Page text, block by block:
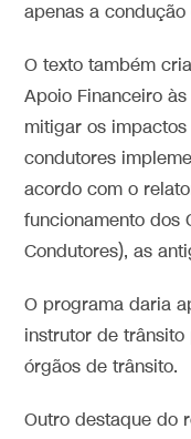
apenas a
O texto também
Apoio Financeiro
mitigar os
condutores
acordo com o
funcionamento dos
Condutores), as
O programa daria
instrutor de
órgãos de trânsito.
Outro destaque do